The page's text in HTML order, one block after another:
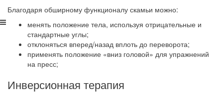
Благодаря обширному функционалу скамьи можно:
менять положение тела, используя отрицательные и
стандартные углы;
отклоняться вперед/назад вплоть до переворота;
применять положение «вниз головой» для упражнений
на пресс;
Инверсионная терапия